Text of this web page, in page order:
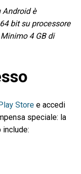
Android è
bit su processore
4 GB di
Store e accedi
speciale: la
include: